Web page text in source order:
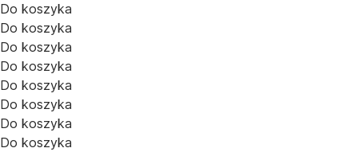
Do koszyka
Do koszyka
Do koszyka
Do koszyka
Do koszyka
Do koszyka
Do koszyka
Do koszyka